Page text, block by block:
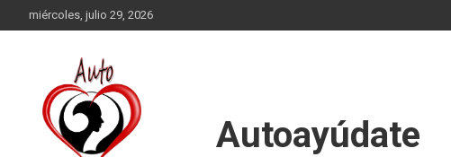
al
miércoles, julio 29, 2026
Autoayúdate